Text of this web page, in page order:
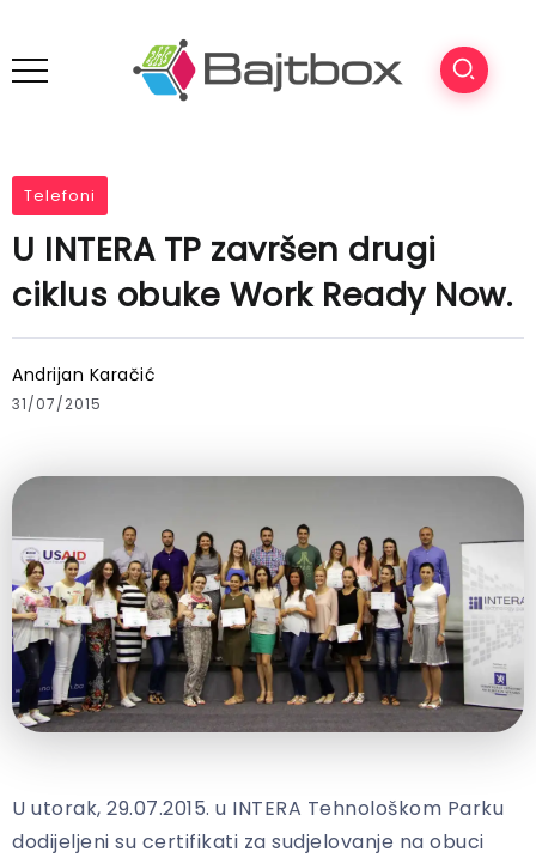
Telefoni
U INTERA TP završen drugi
ciklus obuke Work Ready Now.
Andrijan Karačić
31/07/2015
U utorak, 29.07.2015. u INTERA Tehnološkom Parku
dodijeljeni su certifikati za sudjelovanje na obuci